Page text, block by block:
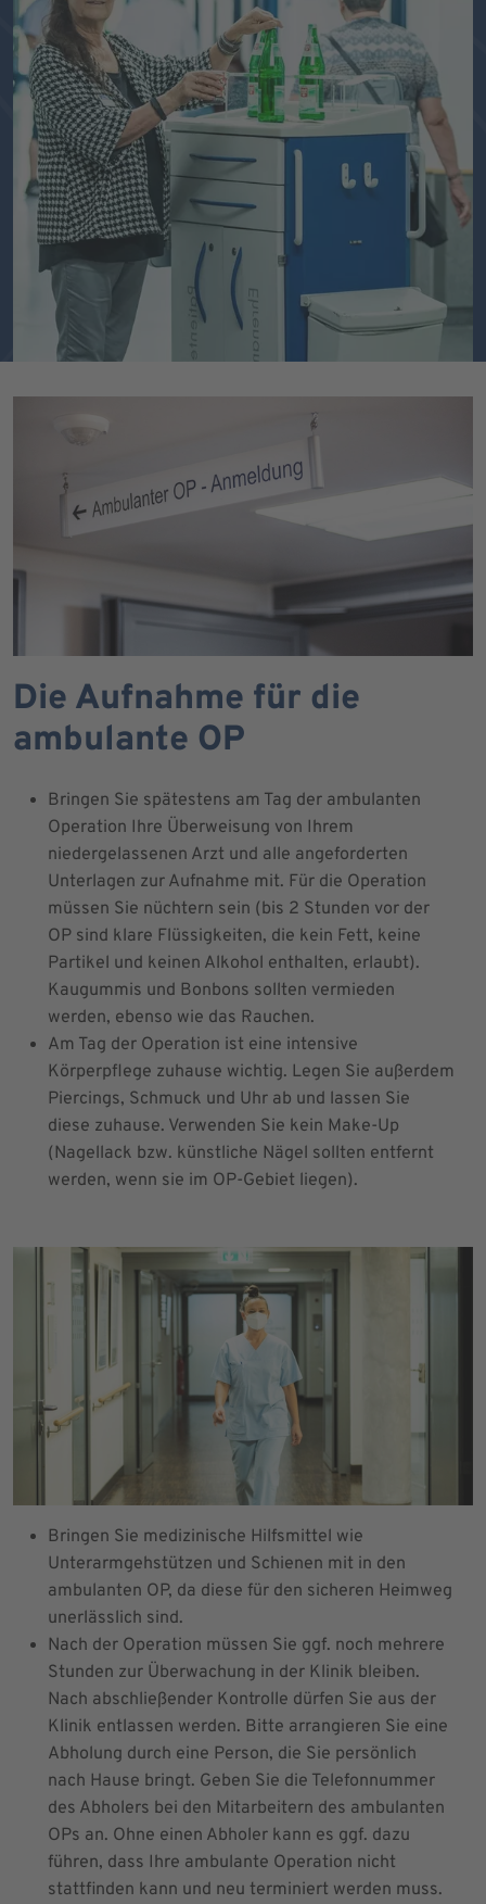
Die Aufnahme für die
ambulante OP
Bringen Sie spätestens am Tag der ambulanten
Operation Ihre Überweisung von Ihrem
niedergelassenen Arzt und alle angeforderten
Unterlagen zur Aufnahme mit. Für die Operation
müssen Sie nüchtern sein (bis 2 Stunden vor der
OP sind klare Flüssigkeiten, die kein Fett, keine
Partikel und keinen Alkohol enthalten, erlaubt).
Kaugummis und Bonbons sollten vermieden
werden, ebenso wie das Rauchen.
Am Tag der Operation ist eine intensive
Körperpflege zuhause wichtig. Legen Sie außerdem
Piercings, Schmuck und Uhr ab und lassen Sie
diese zuhause. Verwenden Sie kein Make-Up
(Nagellack bzw. künstliche Nägel sollten entfernt
werden, wenn sie im OP-Gebiet liegen).
Bringen Sie medizinische Hilfsmittel wie
Unterarmgehstützen und Schienen mit in den
ambulanten OP, da diese für den sicheren Heimweg
unerlässlich sind.
Nach der Operation müssen Sie ggf. noch mehrere
Stunden zur Überwachung in der Klinik bleiben.
Nach abschließender Kontrolle dürfen Sie aus der
Klinik entlassen werden. Bitte arrangieren Sie eine
Abholung durch eine Person, die Sie persönlich
nach Hause bringt. Geben Sie die Telefonnummer
des Abholers bei den Mitarbeitern des ambulanten
OPs an. Ohne einen Abholer kann es ggf. dazu
führen, dass Ihre ambulante Operation nicht
stattfinden kann und neu terminiert werden muss.